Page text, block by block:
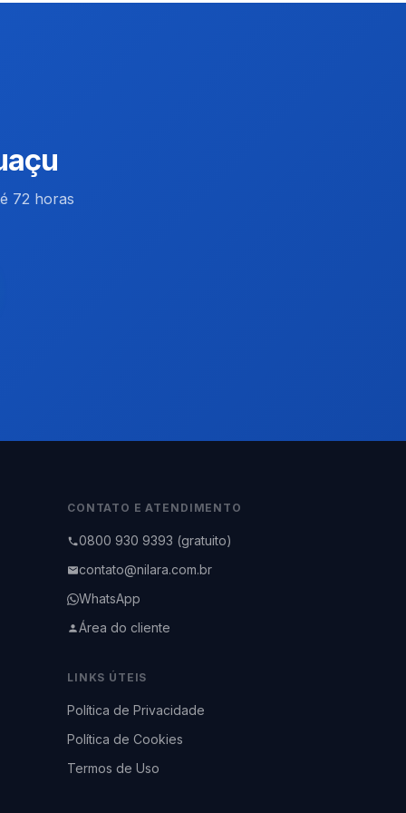
72 horas
CONTATO E ATENDIMENTO
0800 930 9393 (gratuito)
contato@nilara.com.br
WhatsApp
Área do cliente
LINKS ÚTEIS
Política de Privacidade
Política de Cookies
Termos de Uso